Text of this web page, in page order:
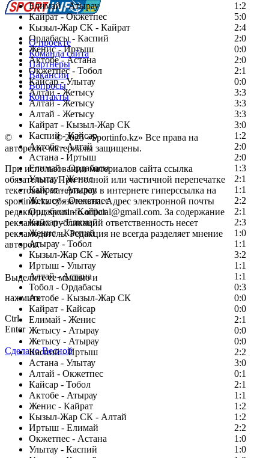
Елимай - Атырау
1:2
Кайрат - Окжетпес
5:0
Кызыл-Жар СК - Кайрат
2:4
Ордабасы - Каспий
2:0
Женис - Иртыш
0:0
Актобе - Астана
2:0
Окжетпес - Тобол
2:1
Кайсар - Улытау
0:0
Алтай - Жетысу
3:3
Алтай - Жетысу
3:3
Алтай - Жетысу
3:3
Кайрат - Кызыл-Жар СК
3:0
Каспий - Кайсар
1:2
Актобе - Алтай
2:0
Астана - Иртыш
2:0
Елимай - Ордабасы
1:3
Улытау - Женис
2:1
Кайрат - Атырау
1:1
Жетысу - Окжетпес
2:2
Ордабасы - Кайрат
2:1
Кайсар - Елимай
2:3
Женис - Каспий
1:0
Атырау - Тобол
1:1
Кызыл-Жар СК - Жетысу
3:2
Иртыш - Улытау
1:1
Алтай - Астана
1:1
Тобол - Ордабасы
0:3
Актобе - Кызыл-Жар СК
0:0
Кайрат - Кайсар
0:0
Елимай - Женис
2:1
Жетысу - Атырау
0:0
Жетысу - Атырау
0:0
Каспий - Иртыш
2:2
Астана - Улытау
3:0
Алтай - Окжетпес
0:1
Кайсар - Тобол
2:1
Актобе - Атырау
1:1
Женис - Кайрат
1:2
Кызыл-Жар СК - Алтай
1:2
Иртыш - Елимай
2:2
Окжетпес - Астана
1:0
Улытау - Каспий
1:0
О проекте
Команда сайта
Партнеры
Вакансии
Вопросы
Контакты
© Copyright© 2025 «Sportinfo.kz» Все права на
авторские материалы защищены.
При использовании материалов сайта ссылка
обязательна. При полной или частичной перепечатке
текстовых материалов в интернете гиперссылка на
sportinfo.kz обязательна. Адрес электронной почты
редакции: sportinfo.official@gmail.com. За содержание
рекламных публикаций ответственность несет
рекламодатель. Редакция не всегда разделяет мнение
авторов.
Заметили ошибку в тексте?
Выделите ее мышью и
нажмите
Ctrl
Enter
Сделано Весной